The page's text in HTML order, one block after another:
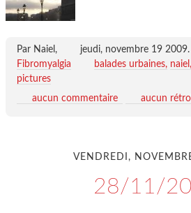
Par Naiel, jeudi, novembre 19 2009.
Fibromyalgia
balades urbaines naiel
pictures
aucun commentaire
aucun
VENDREDI,
28/11/